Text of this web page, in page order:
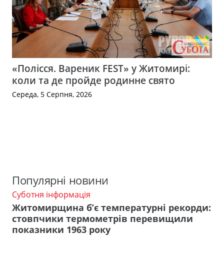
«Полісся. Вареник FEST» у Житомирі:
коли та де пройде родинне свято
Середа, 5 Серпня, 2026
Популярні новини
Суботня інформація
Житомирщина б’є температурні рекорди:
стовпчики термометрів перевищили
показники 1963 року